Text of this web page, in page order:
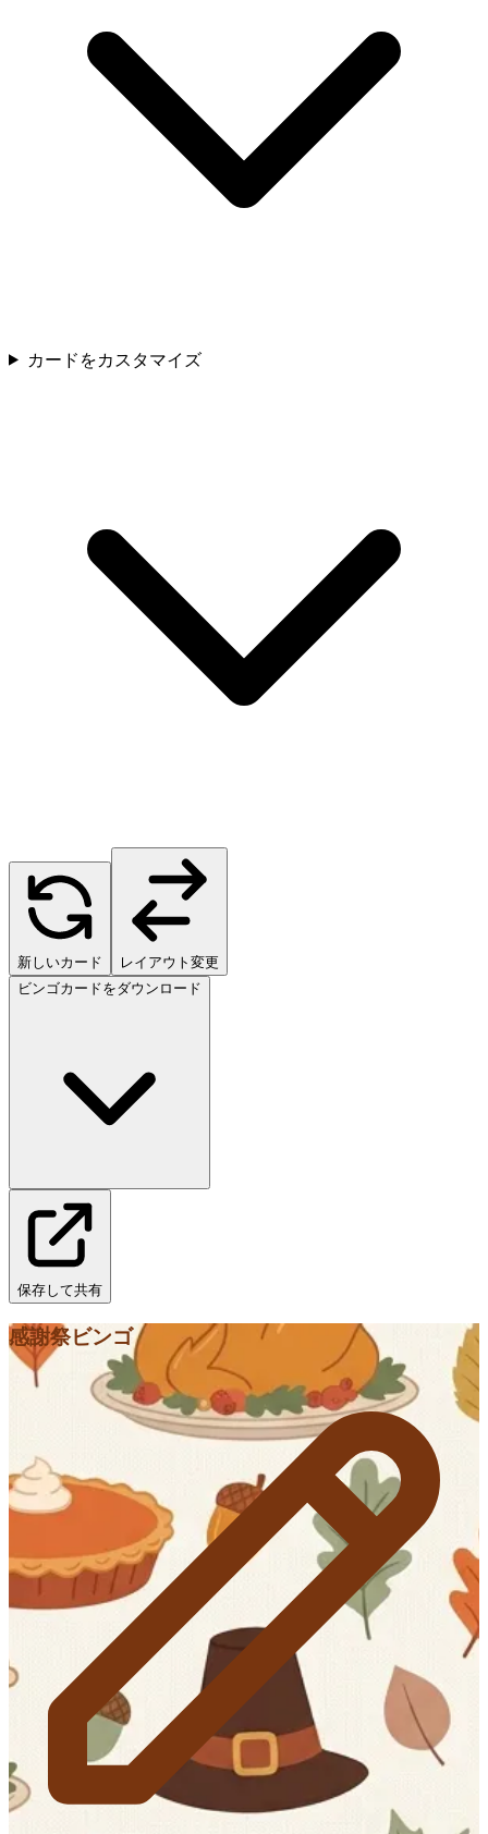
カードをカスタマイズ
新しいカード
レイアウト変更
ビンゴカードをダウンロード
保存して共有
感謝祭ビンゴ